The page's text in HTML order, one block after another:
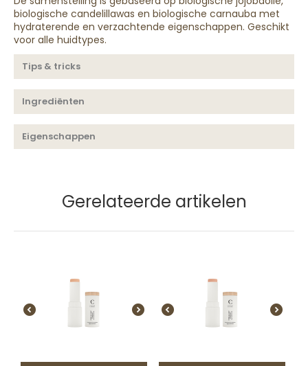
biologische candelillawas en biologische carnauba met
hydraterende en verzachtende eigenschappen. Geschikt
voor alle huidtypes.
Tips & tricks
Ingrediënten
Eigenschappen
Gerelateerde artikelen